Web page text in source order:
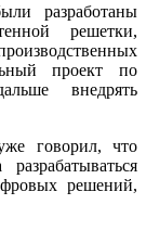
разработаны
решетки,
проект по
внедрять
говорил, что
решений,